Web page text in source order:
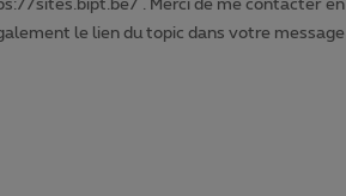
sites.bipt.be/ . Merci de me contacter en
le lien du topic dans votre message